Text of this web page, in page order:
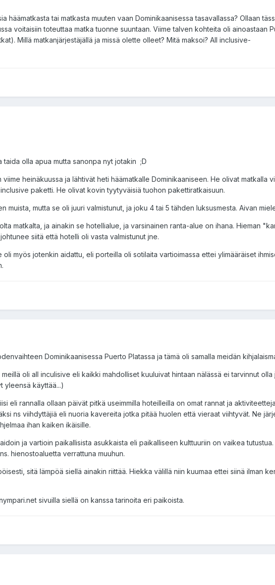
häämatkasta tai matkasta muuten vaan Dominikaanisessa tasavallassa? Ollaan
voitaisiin toteuttaa matka tuonne suuntaan. Viime talven kohteita oli ainoastaan
Millä matkanjärjestäjällä ja missä olette olleet? Mitä maksoi? All inclusive-
taida olla apua mutta sanonpa nyt jotakin ;D
viime heinäkuussa ja lähtivät heti häämatkalle Dominikaaniseen. He olivat matkalla
paketti. He olivat kovin tyytyväisiä tuohon pakettiratkaisuun.
muista, mutta se oli juuri valmistunut, ja joku 4 tai 5 tähden luksusmesta. Aivan
matkalta, ja ainakin se hotellialue, ja varsinainen ranta-alue on ihana. Hieman
siitä että hotelli oli vasta valmistunut jne.
oli myös jotenkin aidattu, eli porteilla oli sotilaita vartioimassa ettei ylimääräiset
Dominikaanisessa Puerto Platassa ja tämä oli samalla meidän
oli all inculisive eli kaikki mahdolliset kuuluivat hintaan nälässä ei tarvinnut olla
yleensä käyttää...)
eli rannalla ollaan päivät pitkä useimmilla hoteilleilla on omat rannat ja
ns viihdyttäjiä eli nuoria kavereita jotka pitää huolen että vieraat viihtyvät. Ne
ihan kaiken ikäisille.
ja vartioin paikallisista asukkaista eli paikalliseen kulttuuriin on vaikea tutustua.
hienostoaluetta verrattuna muuhun.
sitä lämpöä siellä ainakin riittää. Hiekka välillä niin kuumaa ettei siinä ilman
sivuilla siellä on kanssa tarinoita eri paikoista.